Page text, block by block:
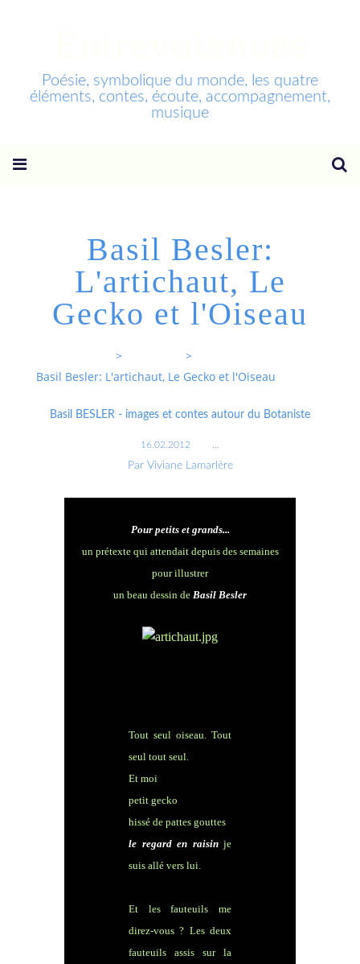
Poésie, symbolique du monde, les quatre
éléments, contes, écoute, accompagnement,
musique
Basil Besler:
L'artichaut, Le
Gecko et l'Oiseau
>
>
Basil Besler: L'artichaut, Le Gecko et l'Oiseau
Basil BESLER - images et contes autour du Botaniste
16.02.2012
Par Viviane Lamarlère
Pour petits et grands...
un prétexte qui attendait depuis des semaines
pour illustrer
un beau dessin de Basil Besler
Tout seul oiseau. Tout
seul tout seul.
Et moi
petit gecko
hissé de pattes gouttes
le regard en raisinje
suis allé vers lui.
Et les fauteuils me
direz-vous ? Les deux
fauteuils assis sur la